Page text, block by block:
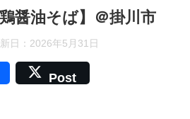
醤油そば】＠掛川市
日： 2026年5月31日
Post